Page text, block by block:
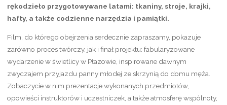
rękodzieło przygotowywane latami: tkaniny, stroje, krajki,
hafty, a także codzienne narzędzia i pamiątki.
Film, do którego obejrzenia serdecznie zapraszamy, pokazuje
zarówno proces twórczy, jak i finał projektu: fabularyzowane
wydarzenie w świetlicy w Płazowie, inspirowane dawnym
zwyczajem przyjazdu panny młodej ze skrzynią do domu męża.
Zobaczycie w nim prezentacje wykonanych przedmiotów,
opowieści instruktorów i uczestniczek, a także atmosferę wspólnoty,